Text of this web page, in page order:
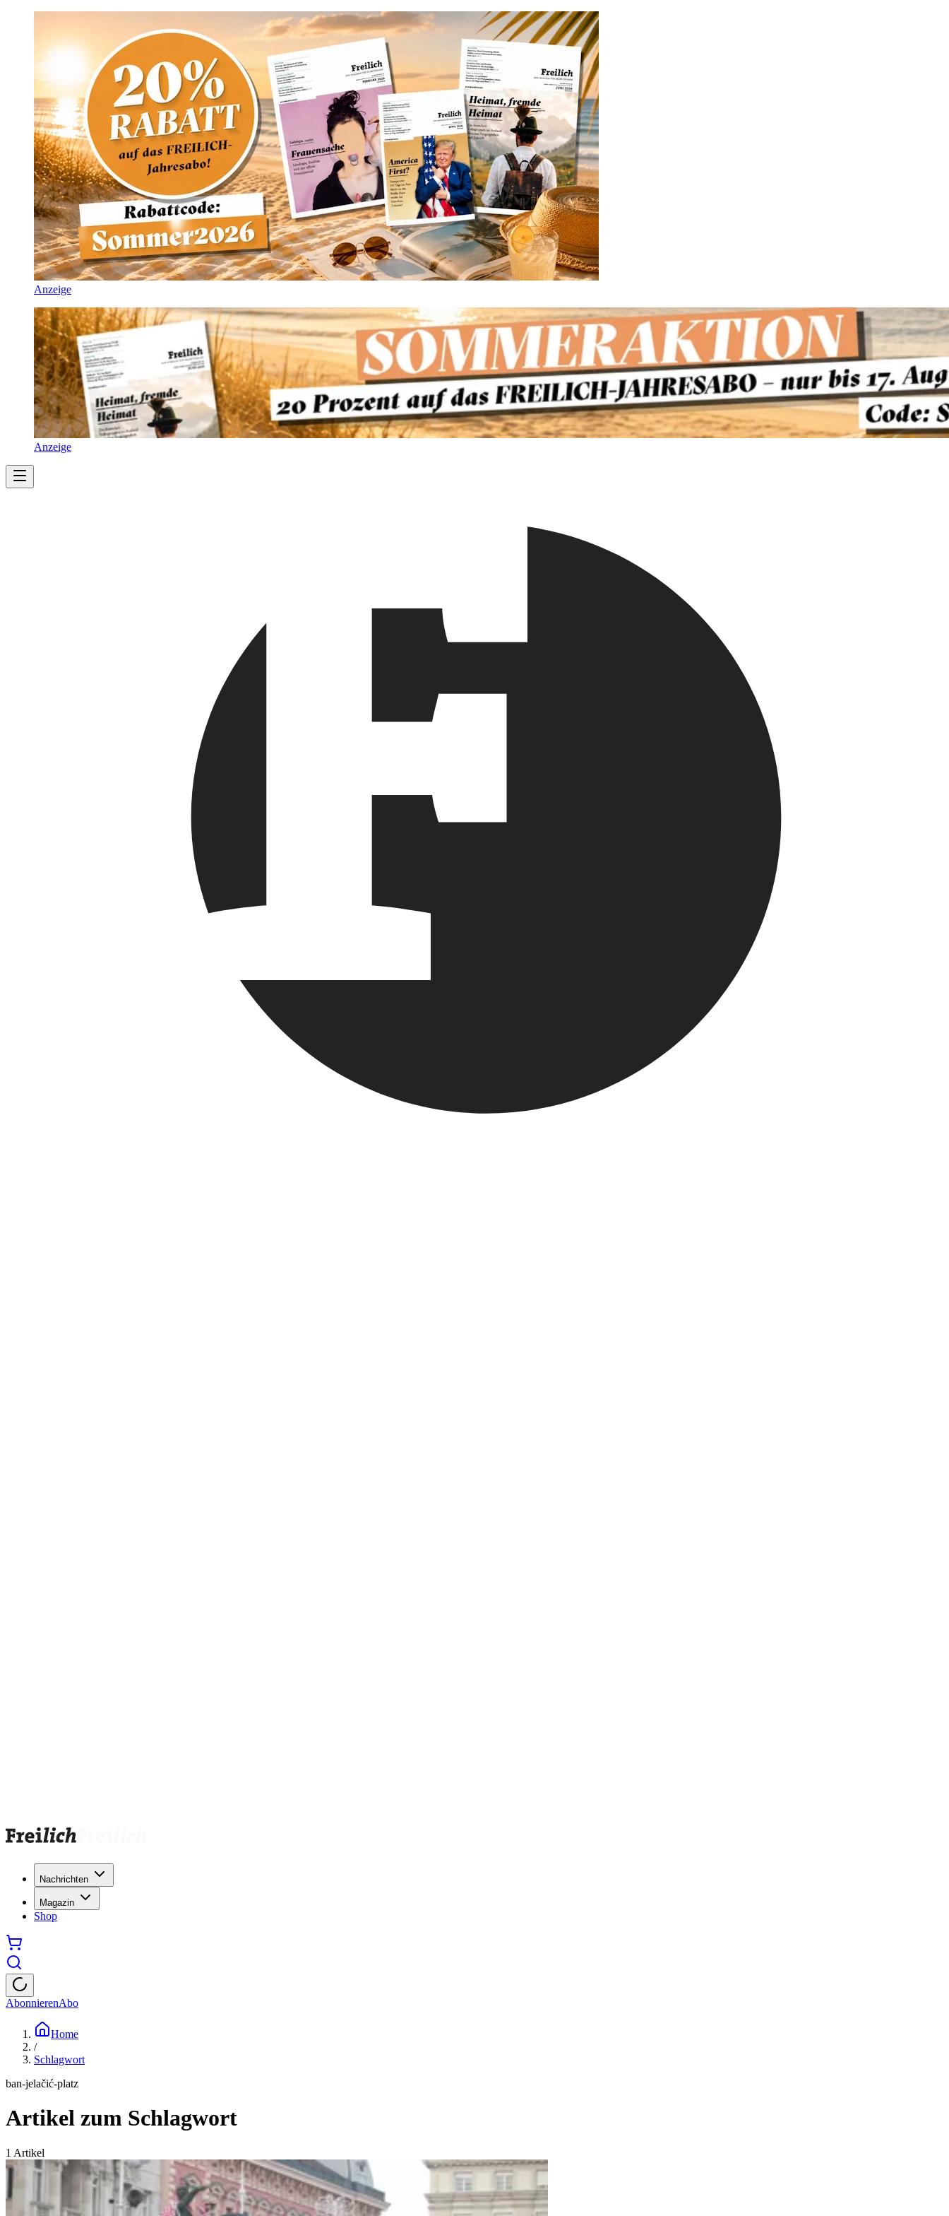
Anzeige
Anzeige
Nachrichten
Magazin
Shop
AbonnierenAbo
Home
/
Schlagwort
ban-jelačić-platz
Artikel zum Schlagwort
1 Artikel